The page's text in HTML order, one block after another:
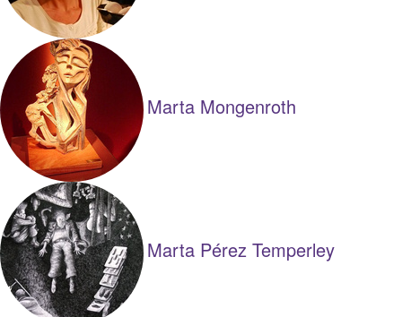
Marta Mongenroth
Marta Pérez Temperley